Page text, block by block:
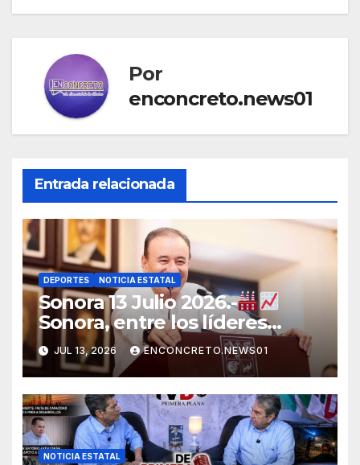
Por
enconcreto.news01
Entrada relacionada
DEPORTES NOTICIA ESTATAL
Sonora 13 Julio 2026.-
Sonora, entre los líderes
nacionales en crecimiento
manufacturero durante 2026
JUL 13, 2026 ENCONCRETO.NEWS01
NOTICIA ESTATAL